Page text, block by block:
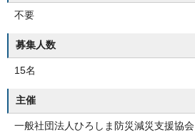
不要
募集人数
15名
主催
一般社団法人ひろしま防災減災支援協会